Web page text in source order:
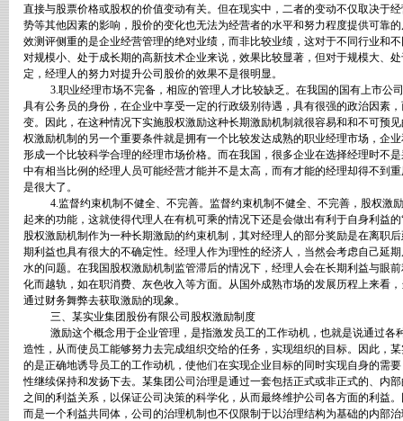
直接与股票价格或股权的价值变动有关。但在现实中，二者的变动不仅取决于
势等其他因素的影响，股价的变化也无法为经营者的水平和努力程度提供可靠
效测评侧重的是企业经营管理的绝对业绩，而非比较业绩，这对于不同行业和
对规模小、处于成长期的高新技术企业来说，效果比较显著，但对于规模大、
定，经理人的努力对提升公司股价的效果不是很明显。
3.职业经理市场不完备，相应的管理人才比较缺乏。在我国的国有上市公
具有公务员的身份，在企业中享受一定的行政级别待遇，具有很强的政治因素
变。因此，在这种情况下实施股权激励这种长期激励机制就很容易和和不可预
权激励机制的另一个重要条件就是拥有一个比较发达成熟的职业经理市场，企
形成一个比较科学合理的经理市场价格。而在我国，很多企业在选择经理时不
中有相当比例的经理人员可能经营才能并不是太高，而有才能的经理却得不到
是很大了。
4.监督约束机制不健全、不完善。监督约束机制不健全、不完善，股权激
起来的功能，这就使得代理人在有机可乘的情况下还是会做出有利于自身利益
股权激励机制作为一种长期激励的约束机制，其对经理人的部分奖励是在离职
期利益也具有很大的不确定性。经理人作为理性的经济人，当然会考虑自己延
水的问题。在我国股权激励机制监管滞后的情况下，经理人会在长期利益与眼
化而越轨，如在职消费、灰色收入等方面。从国外成熟市场的发展历程上来看
通过财务舞弊去获取激励的现象。
三、某实业集团股份有限公司股权激励制度
激励这个概念用于企业管理，是指激发员工的工作动机，也就是说通过
造性，从而使员工能够努力去完成组织交给的任务，实现组织的目标。因此，
的是正确地诱导员工的工作动机，使他们在实现企业目标的同时实现自身的需
性继续保持和发扬下去。某集团公司治理是通过一套包括正式或非正式的、内
之间的利益关系，以保证公司决策的科学化，从而最终维护公司各方面的利益
而是一个利益共同体，公司的治理机制也不仅限制于以治理结构为基础的内部